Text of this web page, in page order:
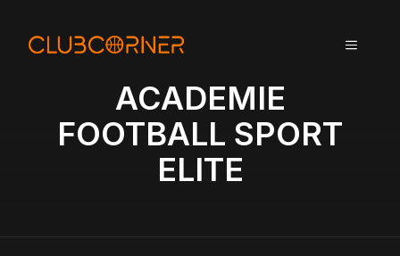
MENU
ACADEMIE
FOOTBALL SPORT
ELITE